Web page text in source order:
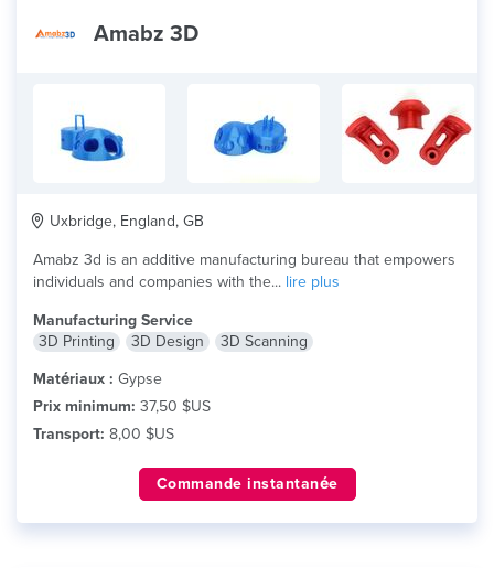
Amabz 3D
Uxbridge, England, GB
Amabz 3d is an additive manufacturing bureau that empowers
individuals and companies with the... lire plus
Manufacturing Service
3D Printing
3D Design
3D Scanning
Matériaux : Gypse
Prix minimum: 37,50 $US
Transport: 8,00 $US
Commande instantanée